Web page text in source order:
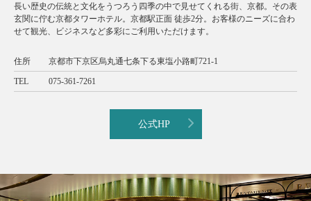
長い歴史の伝統と文化をうつろう四季の中で見せてくれる街、京都。その表
玄関に佇む京都タワーホテル。京都駅正面 徒歩2分。お客様のニーズに合わ
せて観光、ビジネスなど多彩にご利用いただけます。
住所 京都市下京区烏丸通七条下る東塩小路町721-1
TEL 075-361-7261
公式HP